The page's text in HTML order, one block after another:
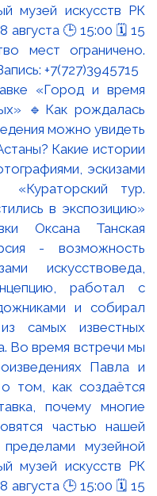
«Город и время
🔹Как рождалась
можно увидеть
Какие истории
эскизами
тур.
в экспозицию»
Оксана Танская
- возможность
искусствоведа,
работал с
и собирал
самых известных
Во время встречи мы
Павла и
том, как создаётся
почему многие
частью нашей
музейной
музей искусств РК
августа 🕒 15:00 🗓 15